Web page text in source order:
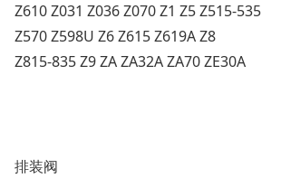
Z610 Z031 Z036 Z070 Z1 Z5 Z515-535
Z570 Z598U Z6 Z615 Z619A Z8
Z815-835 Z9 ZA ZA32A ZA70 ZE30A
排装阀